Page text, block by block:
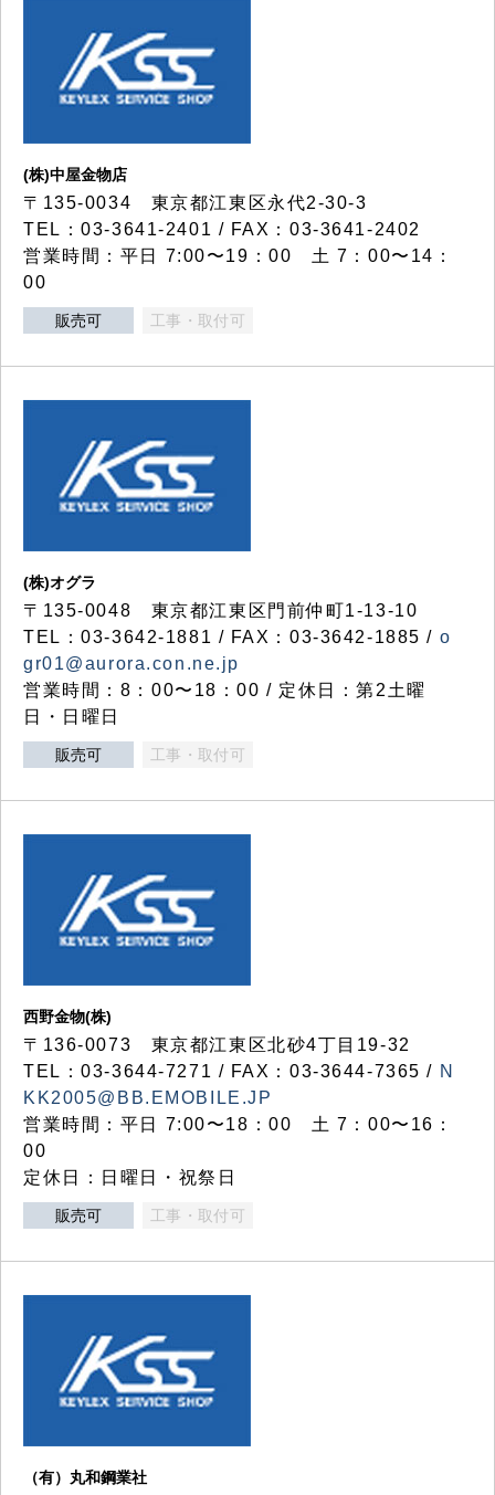
(株)中屋金物店
〒135-0034 東京都江東区永代2-30-3
TEL：03-3641-2401 / FAX：03-3641-2402
営業時間：平日 7:00〜19：00 土 7：00〜14：
00
販売可 工事・取付可
(株)オグラ
〒135-0048 東京都江東区門前仲町1-13-10
TEL：03-3642-1881 / FAX：03-3642-1885 / o
gr01@aurora.con.ne.jp
営業時間：8：00〜18：00 / 定休日：第2土曜
日・日曜日
販売可 工事・取付可
西野金物(株)
〒136-0073 東京都江東区北砂4丁目19-32
TEL：03‐3644‐7271 / FAX：03-3644-7365 / N
KK2005@BB.EMOBILE.JP
営業時間：平日 7:00〜18：00 土 7：00〜16：
00
定休日：日曜日・祝祭日
販売可 工事・取付可
（有）丸和鋼業社